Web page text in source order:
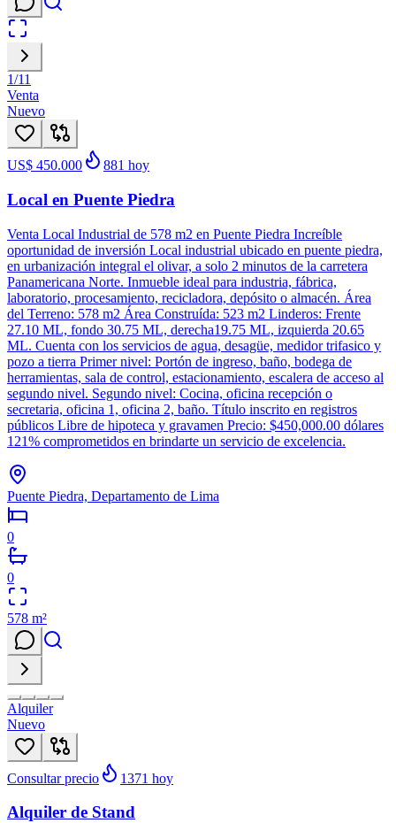
1/11
Venta
Nuevo
US$ 450.000 881 hoy
Local en Puente Piedra
Venta Local Industrial de 578 m2 en Puente Piedra Increíble
oportunidad de inversión Local industrial ubicado en puente piedra,
en urbanización integral el olivar, a solo 2 minutos de la carretera
Panamericana Norte. Inmueble ideal para industria, fábrica,
laboratorio, procesamiento, recicladora, depósito o almacén. Área
del Terreno: 578 m2 Área Construída: 523 m2 Linderos: Frente
27.10 ML, fondo 30.75 ML, derecha19.75 ML, izquierda 20.65
ML. Cuenta con los servicios de agua, desagüe, medidor trifasico y
pozo a tierra Primer nivel: Portón de ingreso, baño, bodega de
herramientas, sala de control, estacionamiento, escalera de acceso al
segundo nivel. Segundo nivel: Cocina, oficina recepción o
secretaria, oficina 1, oficina 2, baño. Título inscrito en registros
públicos Libre de hipoteca y gravamen Precio: $450,000.00 dólares
121% comprometidos en brindarte un servicio de excelencia.
Puente Piedra, Departamento de Lima
0
0
578 m²
Alquiler
Nuevo
Consultar precio 1371 hoy
Alquiler de Stand